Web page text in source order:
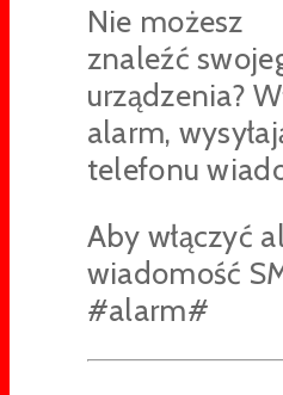
Nie możesz
znaleźć
urządzenia?
alarm,
telefonu
Aby włączyć
wiadomość
#alarm#